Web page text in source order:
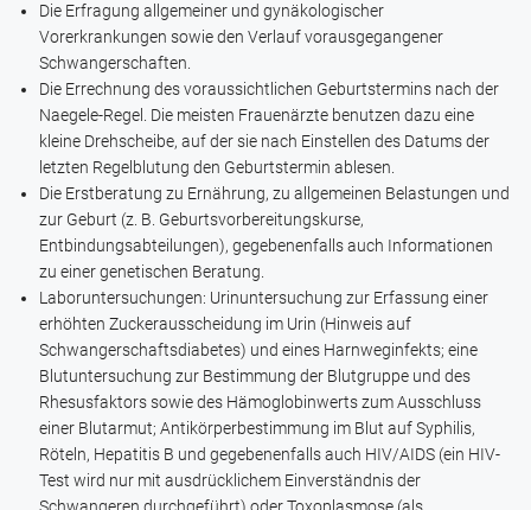
Die Erfragung allgemeiner und gynäkologischer
Vorerkrankungen sowie den Verlauf vorausgegangener
Schwangerschaften.
Die Errechnung des voraussichtlichen Geburtstermins nach der
Naegele-Regel. Die meisten Frauenärzte benutzen dazu eine
kleine Drehscheibe, auf der sie nach Einstellen des Datums der
letzten Regelblutung den Geburtstermin ablesen.
Die Erstberatung zu Ernährung, zu allgemeinen Belastungen und
zur Geburt (z. B. Geburtsvorbereitungskurse,
Entbindungsabteilungen), gegebenenfalls auch Informationen
zu einer genetischen Beratung.
Laboruntersuchungen: Urinuntersuchung zur Erfassung einer
erhöhten Zuckerausscheidung im Urin (Hinweis auf
Schwangerschaftsdiabetes) und eines Harnweginfekts; eine
Blutuntersuchung zur Bestimmung der Blutgruppe und des
Rhesusfaktors sowie des Hämoglobinwerts zum Ausschluss
einer Blutarmut; Antikörperbestimmung im Blut auf Syphilis,
Röteln, Hepatitis B und gegebenenfalls auch HIV/AIDS (ein HIV-
Test wird nur mit ausdrücklichem Einverständnis der